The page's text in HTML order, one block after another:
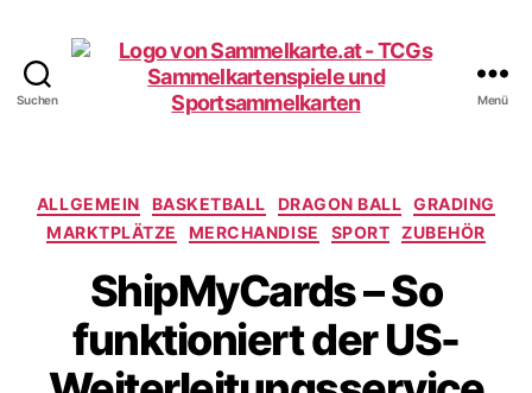
Suchen
Sammelkarte.at
Menü
Kategorien
ALLGEMEIN BASKETBALL DRAGON BALL
GRADING
MARKTPLÄTZE
MERCHANDISE SPORT ZUBEHÖR
ShipMyCards – So
funktioniert der US-